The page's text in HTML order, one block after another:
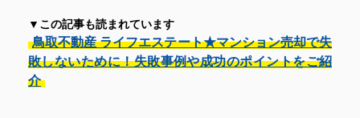
▼この記事も読まれています
鳥取不動産 ライフエステート★マンション売却で失
敗しないために！失敗事例や成功のポイントをご紹
介